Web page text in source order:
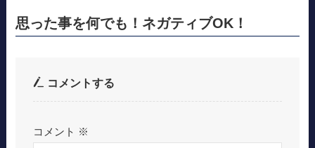
思った事を何でも！ネガティブOK！
コメントする
コメント ※